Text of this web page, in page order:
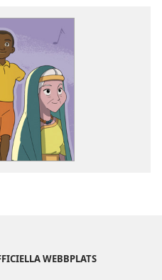
WEBBPLATS